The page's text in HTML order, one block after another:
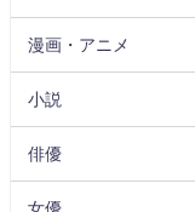
漫画・アニメ
小説
俳優
女優